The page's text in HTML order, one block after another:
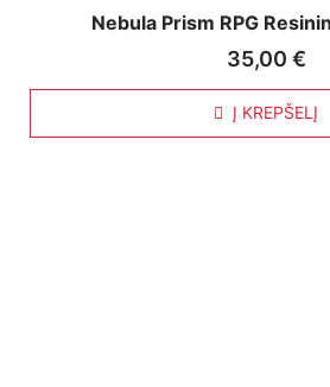
Nebula Prism RPG
35,00 €
Į KREPŠELĮ